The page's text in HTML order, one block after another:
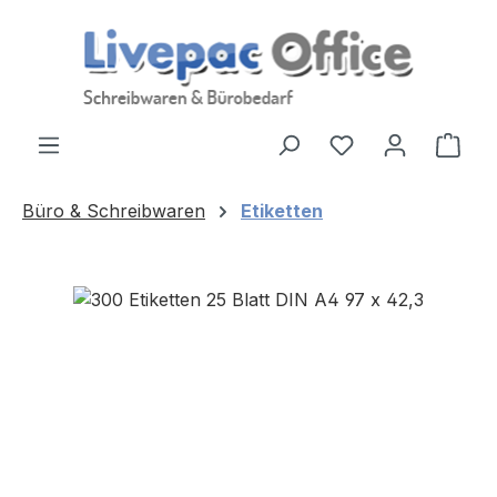
Zum Hauptinhalt springen
Büro & Schreibwaren Etiketten
Bildergalerie überspringen